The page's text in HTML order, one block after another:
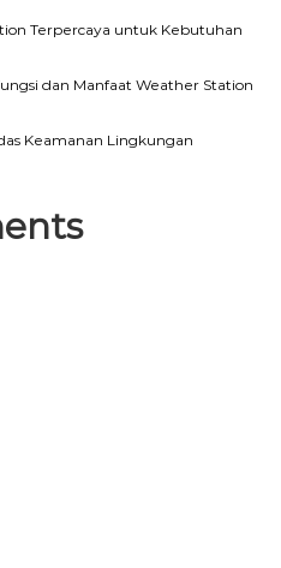
Terpercaya untuk Kebutuhan
dan Manfaat Weather Station
Keamanan Lingkungan